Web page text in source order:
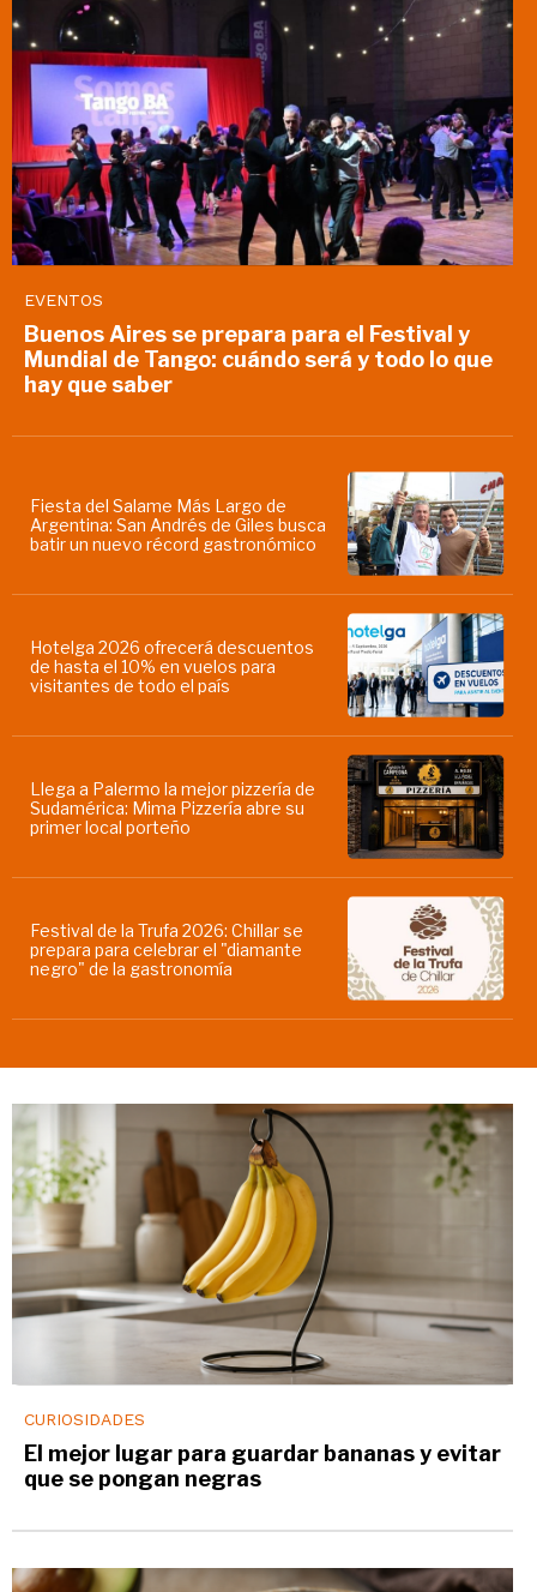
EVENTOS
Buenos Aires se prepara para el Festival y
Mundial de Tango: cuándo será y todo lo que
hay que saber
Fiesta del Salame Más Largo de
Argentina: San Andrés de Giles busca
batir un nuevo récord gastronómico
Hotelga 2026 ofrecerá descuentos
de hasta el 10% en vuelos para
visitantes de todo el país
Llega a Palermo la mejor pizzería de
Sudamérica: Mima Pizzería abre su
primer local porteño
Festival de la Trufa 2026: Chillar se
prepara para celebrar el "diamante
negro" de la gastronomía
CURIOSIDADES
El mejor lugar para guardar bananas y evitar
que se pongan negras